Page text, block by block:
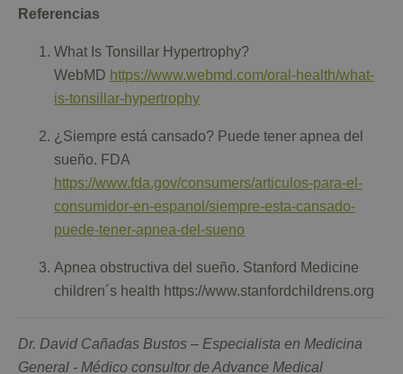
Referencias
What Is Tonsillar Hypertrophy?
WebMD https://www.webmd.com/oral-health/what-
is-tonsillar-hypertrophy
¿Siempre está cansado? Puede tener apnea del
sueño. FDA
https://www.fda.gov/consumers/articulos-para-el-
consumidor-en-espanol/siempre-esta-cansado-
puede-tener-apnea-del-sueno
Apnea obstructiva del sueño. Stanford Medicine
children´s health https://www.stanfordchildrens.org
Dr. David Cañadas Bustos – Especialista en Medicina
General - Médico consultor de Advance Medical